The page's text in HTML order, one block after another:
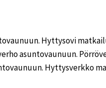
Hyttysovi
asuntovaunuun.
Hyttysverkko